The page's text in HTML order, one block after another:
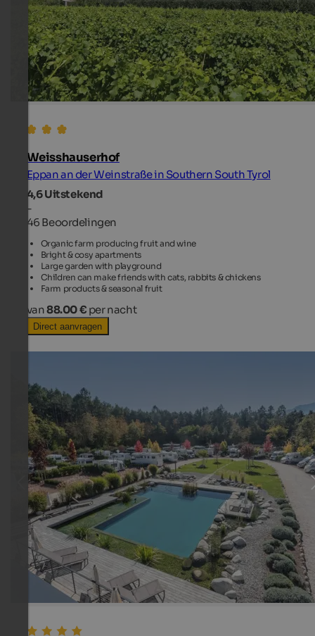
Weisshauserhof
Eppan an der Weinstraße in Southern South Tyrol
4,6Uitstekend
-
46 Beoordelingen
Organic farm producing fruit and wine
Bright & cosy apartments
Large garden with playground
Children can make friends with cats, rabbits & chickens
Farm products & seasonal fruit
van88.00 € per nacht
Direct aanvragen